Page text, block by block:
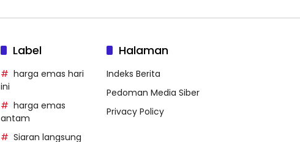
Label
harga emas hari
ini
harga emas
antam
Siaran langsung
Halaman
Indeks Berita
Pedoman Media Siber
Privacy Policy